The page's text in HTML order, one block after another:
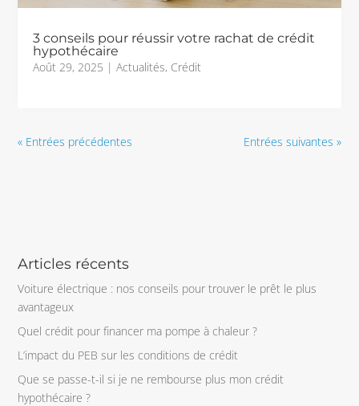
3 conseils pour réussir votre rachat de crédit
hypothécaire
Août 29, 2025 |Actualités, Crédit
« Entrées précédentes Entrées suivantes »
Articles récents
Voiture électrique : nos conseils pour trouver le prêt le plus
avantageux
Quel crédit pour financer ma pompe à chaleur ?
L’impact du PEB sur les conditions de crédit
Que se passe-t-il si je ne rembourse plus mon crédit
hypothécaire ?